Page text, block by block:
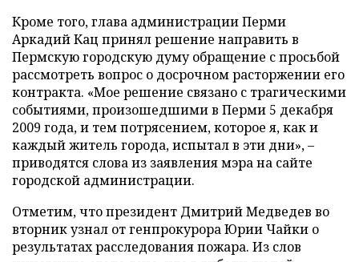
Кроме того, глава администрации Перми
Аркадий Кац принял решение направить в
Пермскую городскую думу обращение с просьбой
рассмотреть вопрос о досрочном расторжении его
контракта. «Мое решение связано с трагическими
событиями, произошедшими в Перми 5 декабря
2009 года, и тем потрясением, которое я, как и
каждый житель города, испытал в эти дни», –
приводятся слова из заявления мэра на сайте
городской администрации.
Отметим, что президент Дмитрий Медведев во
вторник узнал от генпрокурора Юрии Чайки о
результатах расследования пожара. Из слов